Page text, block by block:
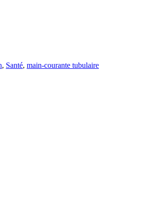
, Santé, main-courante tubulaire